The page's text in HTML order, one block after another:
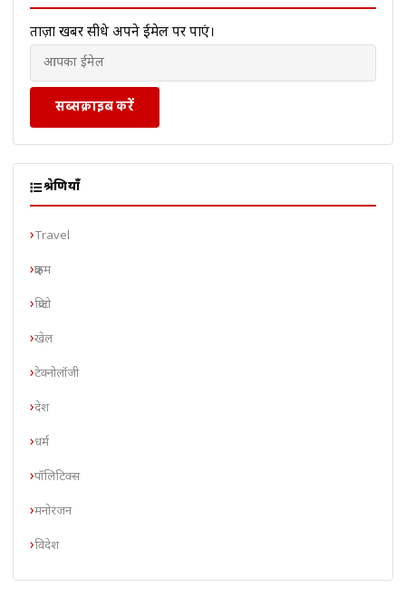
ताज़ा खबरें सीधे अपने ईमेल पर पाएं।
सब्सक्राइब करें
श्रेणियाँ
Travel
क्राइम
क्रिप्टो
खेल
टेक्नोलॉजी
देश
धर्म
पॉलिटिक्स
मनोरंजन
विदेश